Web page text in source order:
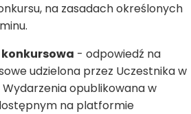
na zasadach określonych
- odpowiedź na
udzielona przez Uczestnika w
opublikowana w
na platformie